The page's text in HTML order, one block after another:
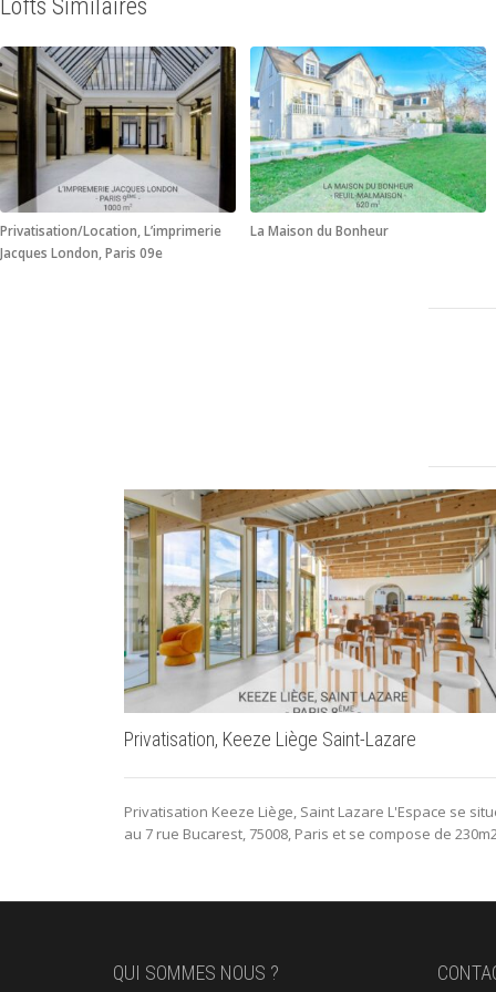
Lofts Similaires
Privatisation/Location, L’imprimerie
Jacques London, Paris 09e
La Maison du Bonheur
Privatisation, Keeze Liège Saint-Lazare
Privatisation Keeze Liège, Saint Lazare L'Espace se
au 7 rue Bucarest, 75008, Paris et se compose de
QUI SOMMES NOUS ?